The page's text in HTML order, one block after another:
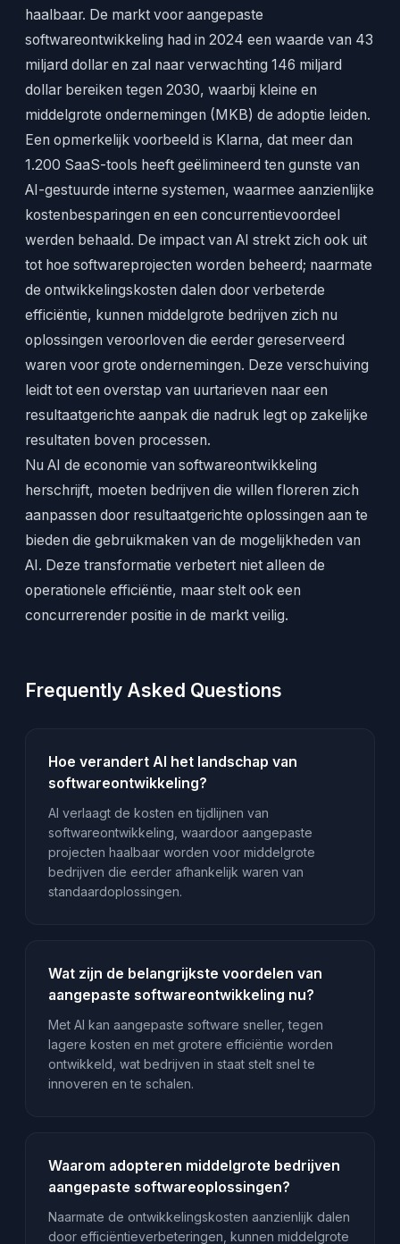
haalbaar. De markt voor aangepaste
softwareontwikkeling had in 2024 een waarde van 43
miljard dollar en zal naar verwachting 146 miljard
dollar bereiken tegen 2030, waarbij kleine en
middelgrote ondernemingen (MKB) de adoptie leiden.
Een opmerkelijk voorbeeld is Klarna, dat meer dan
1.200 SaaS-tools heeft geëlimineerd ten gunste van
AI-gestuurde interne systemen, waarmee aanzienlijke
kostenbesparingen en een concurrentievoordeel
werden behaald. De impact van AI strekt zich ook uit
tot hoe softwareprojecten worden beheerd; naarmate
de ontwikkelingskosten dalen door verbeterde
efficiëntie, kunnen middelgrote bedrijven zich nu
oplossingen veroorloven die eerder gereserveerd
waren voor grote ondernemingen. Deze verschuiving
leidt tot een overstap van uurtarieven naar een
resultaatgerichte aanpak die nadruk legt op zakelijke
resultaten boven processen.
Nu AI de economie van softwareontwikkeling
herschrijft, moeten bedrijven die willen floreren zich
aanpassen door resultaatgerichte oplossingen aan te
bieden die gebruikmaken van de mogelijkheden van
AI. Deze transformatie verbetert niet alleen de
operationele efficiëntie, maar stelt ook een
concurrerender positie in de markt veilig.
Frequently Asked Questions
Hoe verandert AI het landschap van
softwareontwikkeling?
AI verlaagt de kosten en tijdlijnen van
softwareontwikkeling, waardoor aangepaste
projecten haalbaar worden voor middelgrote
bedrijven die eerder afhankelijk waren van
standaardoplossingen.
Wat zijn de belangrijkste voordelen van
aangepaste softwareontwikkeling nu?
Met AI kan aangepaste software sneller, tegen
lagere kosten en met grotere efficiëntie worden
ontwikkeld, wat bedrijven in staat stelt snel te
innoveren en te schalen.
Waarom adopteren middelgrote bedrijven
aangepaste softwareoplossingen?
Naarmate de ontwikkelingskosten aanzienlijk dalen
door efficiëntieverbeteringen, kunnen middelgrote